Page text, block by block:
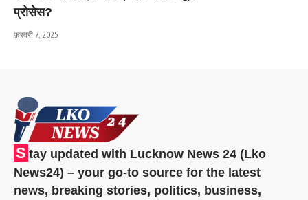
प्रोसेस?
फ़रवरी 7, 2025
S tay updated with Lucknow News 24 (Lko
News24) – your go-to source for the latest
news, breaking stories, politics, business,